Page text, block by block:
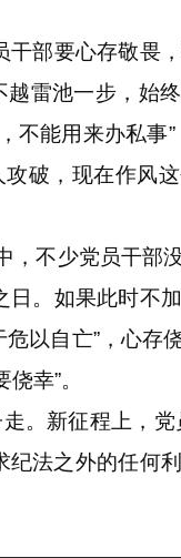
部要心存敬畏
雷池一步，始
能用来办私事”
破，现在作风
不少党员干部
。如果此时不
以自亡”，心存
幸”。
。新征程上，党
纪法之外的任何